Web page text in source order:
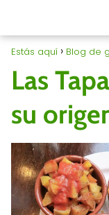
Estás aquí Blog de
Las
su